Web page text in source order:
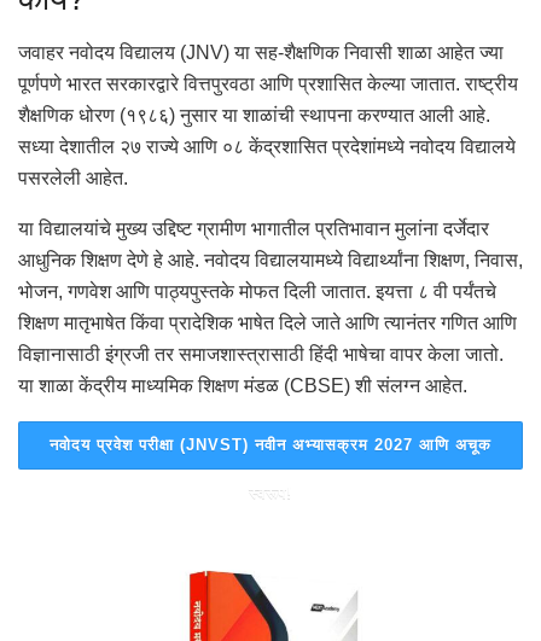
जवाहर नवोदय विद्यालय (JNV) या सह-शैक्षणिक निवासी शाळा आहेत ज्या
पूर्णपणे भारत सरकारद्वारे वित्तपुरवठा आणि प्रशासित केल्या जातात. राष्ट्रीय
शैक्षणिक धोरण (१९८६) नुसार या शाळांची स्थापना करण्यात आली आहे.
सध्या देशातील २७ राज्ये आणि ०८ केंद्रशासित प्रदेशांमध्ये नवोदय विद्यालये
पसरलेली आहेत.
या विद्यालयांचे मुख्य उद्दिष्ट ग्रामीण भागातील प्रतिभावान मुलांना दर्जेदार
आधुनिक शिक्षण देणे हे आहे. नवोदय विद्यालयामध्ये विद्यार्थ्यांना शिक्षण, निवास,
भोजन, गणवेश आणि पाठ्यपुस्तके मोफत दिली जातात. इयत्ता ८ वी पर्यंतचे
शिक्षण मातृभाषेत किंवा प्रादेशिक भाषेत दिले जाते आणि त्यानंतर गणित आणि
विज्ञानासाठी इंग्रजी तर समाजशास्त्रासाठी हिंदी भाषेचा वापर केला जातो.
या शाळा केंद्रीय माध्यमिक शिक्षण मंडळ (CBSE) शी संलग्न आहेत.
नवोदय प्रवेश परीक्षा (JNVST) नवीन अभ्यासक्रम 2027 आणि अचूक
स्वरूप!